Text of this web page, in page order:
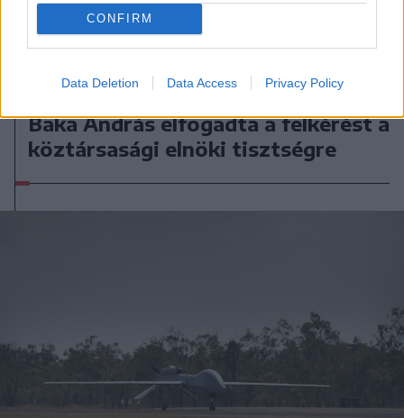
CONFIRM
Data Deletion Data Access Privacy Policy
2026. augusztus 08., szombat
Baka András elfogadta a felkérést a
köztársasági elnöki tisztségre